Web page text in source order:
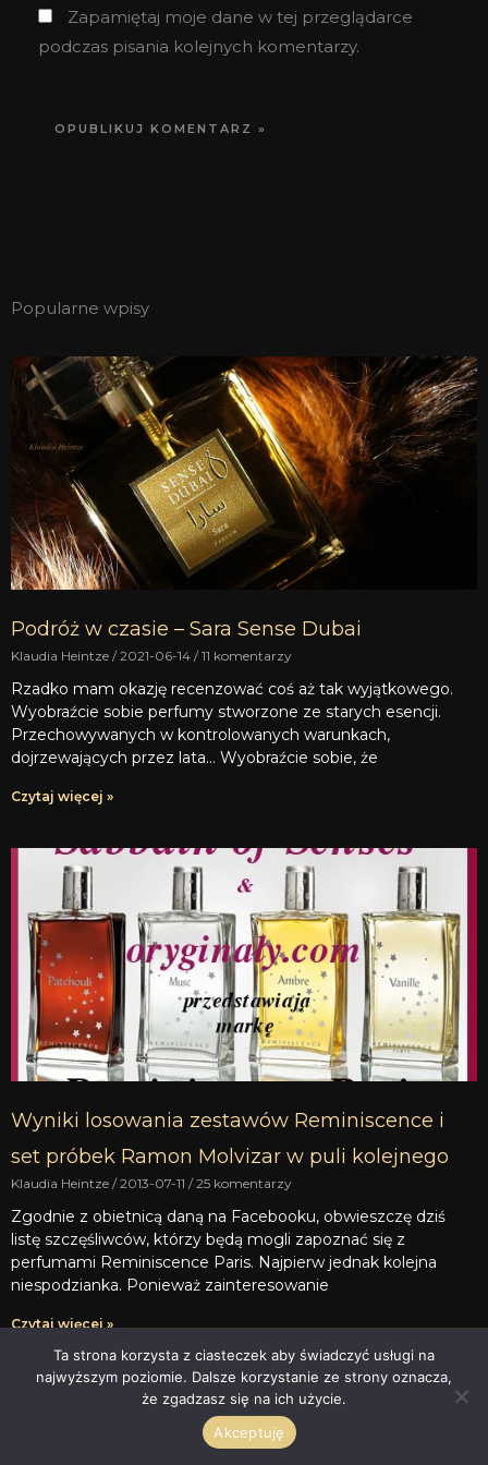
Zapamiętaj moje dane w tej przeglądarce
podczas pisania kolejnych komentarzy.
Popularne wpisy
Podróż w czasie – Sara Sense Dubai
Klaudia Heintze 2021-06-14 11 komentarzy
Rzadko mam okazję recenzować coś aż tak wyjątkowego.
Wyobraźcie sobie perfumy stworzone ze starych esencji.
Przechowywanych w kontrolowanych warunkach,
dojrzewających przez lata… Wyobraźcie sobie, że
Czytaj więcej »
Wyniki losowania zestawów Reminiscence i
set próbek Ramon Molvizar w puli kolejnego
Klaudia Heintze 2013-07-11 25 komentarzy
Zgodnie z obietnicą daną na Facebooku, obwieszczę dziś
listę szczęśliwców, którzy będą mogli zapoznać się z
perfumami Reminiscence Paris. Najpierw jednak kolejna
niespodzianka. Ponieważ zainteresowanie
Czytaj więcej »
Ta strona korzysta z ciasteczek aby świadczyć usługi na
najwyższym poziomie. Dalsze korzystanie ze strony oznacza,
że zgadzasz się na ich użycie.
Akceptuję